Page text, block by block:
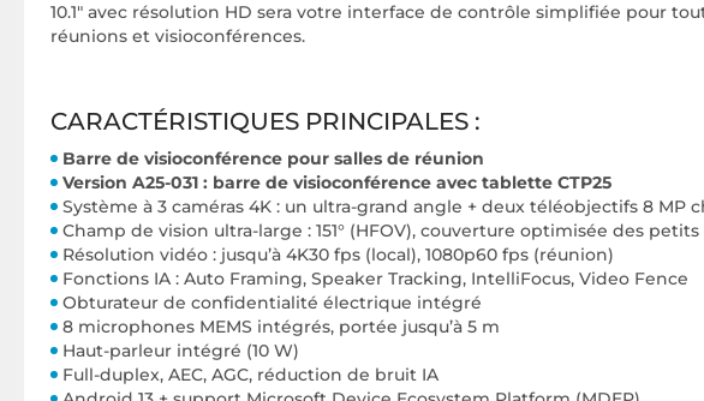
10.1" avec résolution HD sera votre interface de contrôle simplifiée pour
réunions et visioconférences.
CARACTÉRISTIQUES PRINCIPALES :
Barre de visioconférence pour salles de réunion
Version A25-031 : barre de visioconférence avec tablette CTP25
Système à 3 caméras 4K : un ultra-grand angle + deux téléobjectifs 8 MP
Champ de vision ultra-large : 151° (HFOV), couverture optimisée des petits
Résolution vidéo : jusqu’à 4K30 fps (local), 1080p60 fps (réunion)
Fonctions IA : Auto Framing, Speaker Tracking, IntelliFocus, Video Fence
Obturateur de confidentialité électrique intégré
8 microphones MEMS intégrés, portée jusqu’à 5 m
Haut-parleur intégré (10 W)
Full-duplex, AEC, AGC, réduction de bruit IA